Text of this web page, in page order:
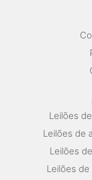
Leilões
Leilões de
Leilões
Leilões